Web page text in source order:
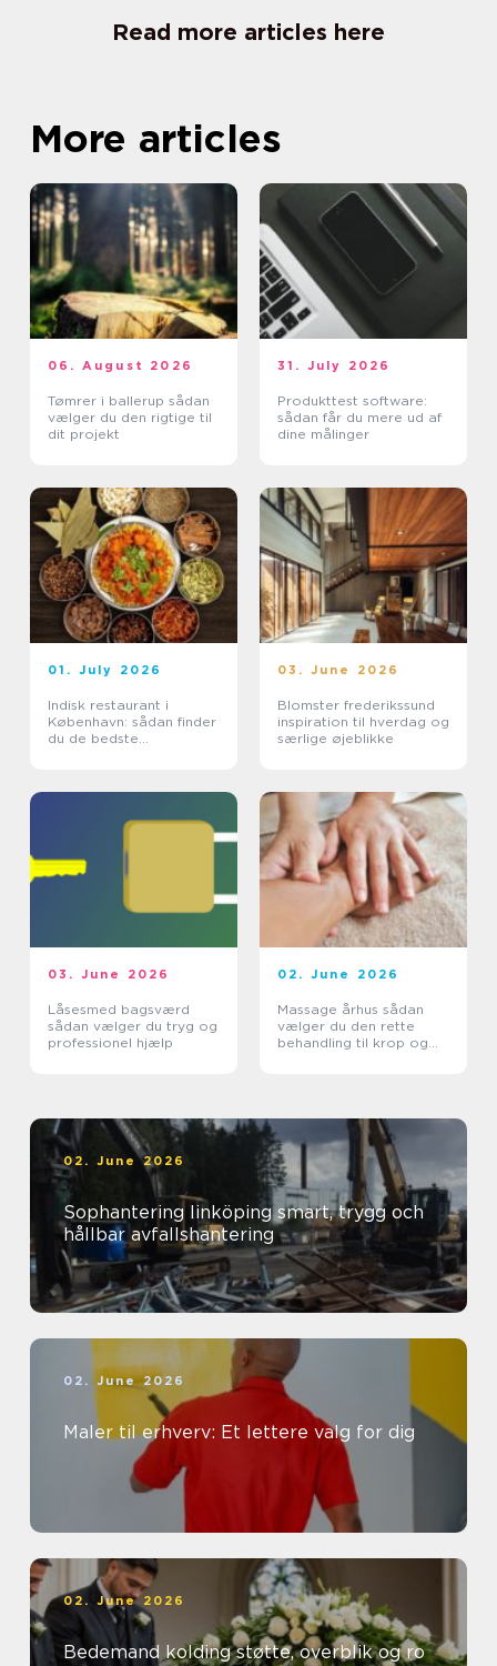
Read more articles here
More articles
06. August 2026
Tømrer i ballerup sådan
vælger du den rigtige til
dit projekt
31. July 2026
Produkttest software:
sådan får du mere ud af
dine målinger
01. July 2026
Indisk restaurant i
København: sådan finder
du de bedste
03. June 2026
Blomster frederikssund
inspiration til hverdag og
særlige øjeblikke
03. June 2026
Låsesmed bagsværd
sådan vælger du tryg og
professionel hjælp
02. June 2026
Massage århus sådan
vælger du den rette
behandling til krop og
02. June 2026
Sophantering linköping smart, trygg och
hållbar avfallshantering
02. June 2026
Maler til erhverv: Et lettere valg for dig
02. June 2026
Bedemand kolding støtte, overblik og ro